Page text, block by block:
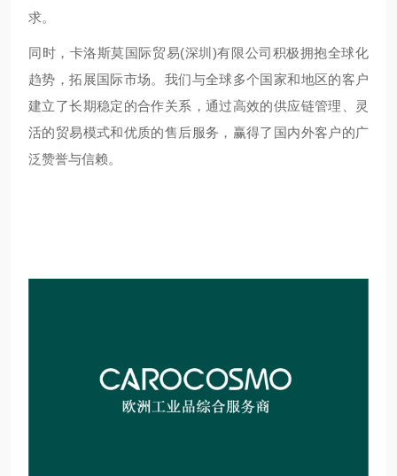
求。
同时，卡洛斯莫国际贸易(深圳)有限公司积极拥抱全球化
趋势，拓展国际市场。我们与全球多个国家和地区的客户
建立了长期稳定的合作关系，通过高效的供应链管理、灵
活的贸易模式和优质的售后服务，赢得了国内外客户的广
泛赞誉与信赖。